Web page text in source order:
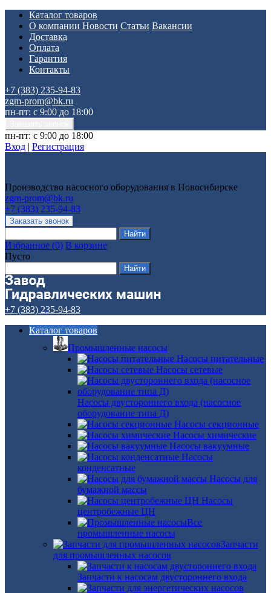
Каталог товаров
О компании Новости Статьи Вакансии
Доставка
Оплата
Гарантия
Контакты
+7 (383) 235-94-83
zgm-prom@bk.ru
пн-пт: с 9:00 до 18:00
пн-пт: с 9:00 до 18:00
Вход | Регистрация
Производство насосного оборудования в Новосибирске
zgm-prom@bk.ru
+7 (383) 235-94-83
Избранное (0) В корзине
Пусто
+7 (383) 235-94-83
Каталог товаров
Промышленные насосы
Насосы питательные
Насосы сетевые
Насосы двустороннего входа (насосное
оборудование типа Д)
Насосы секционные
Насосы химические
Насосы вакуумные
Насосы
конденсатные
Насосы для
бумажной массы
Насосы
центробежные ЦН
Все
промышленные насосы
Запчасти
для промышленных насосов
Запчасти к насосам двустороннего входа